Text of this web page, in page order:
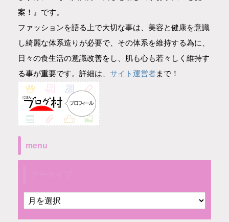
案！』です。
ファッションを語る上で大切な事は、美容と健康を意識
し綺麗な体系造りが必要で、その体系を維持する為に、
日々の食生活の意識改善をし、肌も心も若々しく維持す
る事が重要です。詳細は、 サイト運営者まで！
menu